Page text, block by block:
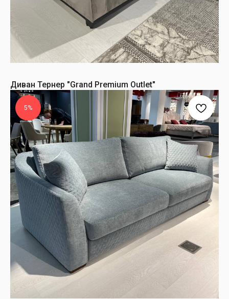
Диван Тернер "Grand Premium Outlet"
5%